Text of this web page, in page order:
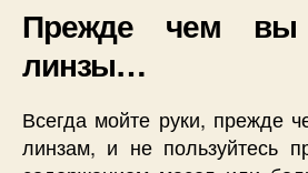
Прежде чем вы
линзы…
Всегда мойте руки, прежде
линзам, и не пользуйтесь